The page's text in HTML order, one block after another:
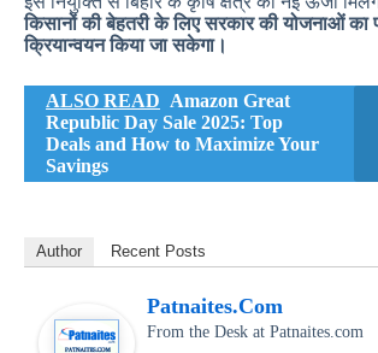
किसानों की बेहतरी के लिए सरकार की योजनाओं का
क्रियान्वयन किया जा सकेगा।
ALSO READ Amazon Great
Republic Day Sale 2025: Top
Deals and How to Maximize Your
Savings
Author Recent Posts
Patnaites.com
From the Desk at Patnaites.com